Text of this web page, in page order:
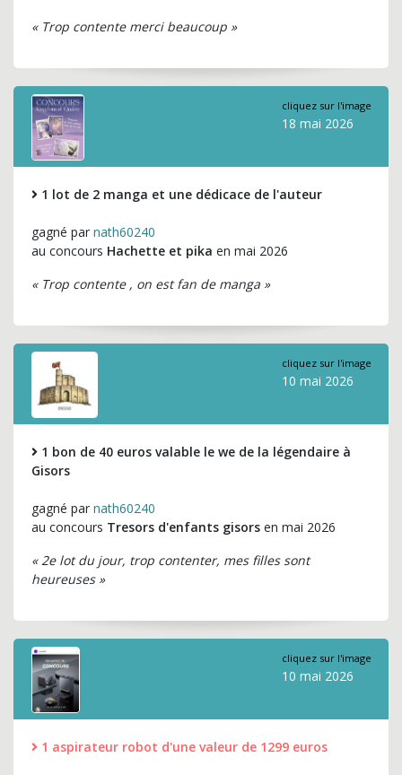
« Trop contente merci beaucoup »
cliquez sur l'image
18 mai 2026
1 lot de 2 manga et une dédicace de l'auteur
gagné par nath60240
au concours Hachette et pika en mai 2026
« Trop contente , on est fan de manga »
cliquez sur l'image
10 mai 2026
1 bon de 40 euros valable le we de la légendaire à
Gisors
gagné par nath60240
au concours Tresors d'enfants gisors en mai 2026
« 2e lot du jour, trop contenter, mes filles sont
heureuses »
cliquez sur l'image
10 mai 2026
1 aspirateur robot d'une valeur de 1299 euros